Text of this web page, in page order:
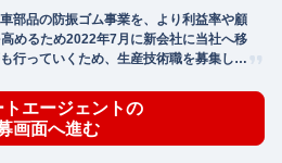
部品の防振ゴム事業を、より利益率や顧
めるため2022年7月に新会社に当社へ移
行っていくため、生産技術職を募集しま
トエージェントの
画面へ進む